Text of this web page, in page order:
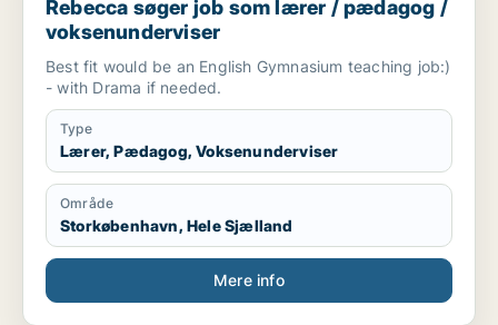
Rebecca søger job som lærer / pædagog /
voksenunderviser
Best fit would be an English Gymnasium teaching job:)
- with Drama if needed.
Type
Lærer, Pædagog, Voksenunderviser
Område
Storkøbenhavn, Hele Sjælland
Mere info